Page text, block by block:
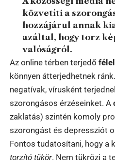
közvetíti a
hozzájárul annak
azáltal, hogy torz
valóságról.
Az online térben terjedő
könnyen átterjedhetnek
negatívak, vírusként
szorongásos érzéseinket. A
zaklatás) szintén komoly
szorongást és depressziót
Fontos tudatosítani, hogy a
torzító tükör. Nem tükrözi a